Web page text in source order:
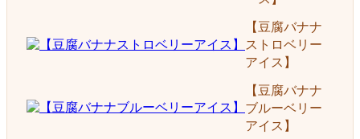
【豆腐バナナ
ストロベリー
アイス】
【豆腐バナナ
ブルーベリー
アイス】